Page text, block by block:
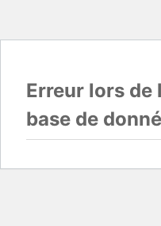
Erreur lors de
base de